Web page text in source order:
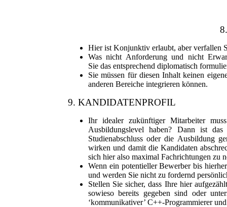
Hier ist Konjunktiv erlaubt, aber verfallen
Was nicht Anforderung und nicht
Sie das entsprechend diplomatisch
Sie müssen für diesen Inhalt keinen
anderen Bereiche integrieren können.
9. KANDIDATENPROFIL
Ihr idealer zukünftiger Mitarbeiter
Ausbildungslevel haben? Dann ist
Studienabschluss oder die Ausbildung
wirken und damit die Kandidaten
sich hier also maximal Fachrichtungen zu
Wenn ein potentieller Bewerber bis
und werden Sie nicht zu fordernd
Stellen Sie sicher, dass Ihre hier
sowieso bereits gegeben sind oder
‘kommunikativer’ C++-Programmierer